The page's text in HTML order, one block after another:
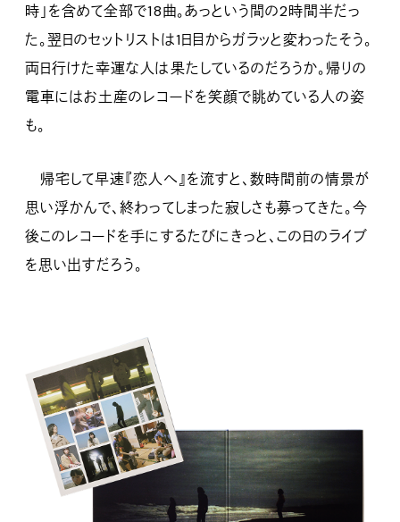
時」を含めて全部で18曲。あっという間の2時間半だっ
た。翌日のセットリストは1日目からガラッと変わったそう。
両日行けた幸運な人は果たしているのだろうか。帰りの
電車にはお土産のレコードを笑顔で眺めている人の姿
も。
帰宅して早速『恋人へ』を流すと、数時間前の情景が
思い浮かんで、終わってしまった寂しさも募ってきた。今
後このレコードを手にするたびにきっと、この日のライブ
を思い出すだろう。